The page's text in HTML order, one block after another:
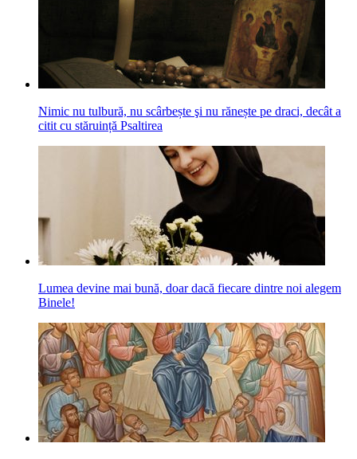
Nimic nu tulbură, nu scârbește şi nu rănește pe draci, decât a
citit cu stăruință Psaltirea
Lumea devine mai bună, doar dacă fiecare dintre noi alegem
Binele!